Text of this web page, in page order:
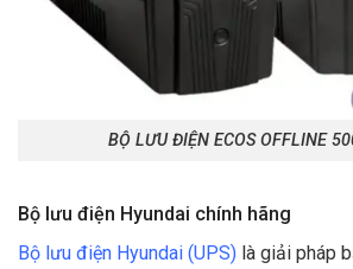
BỘ LƯU ĐIỆN ECOS OFFLINE
Bộ lưu điện Hyundai chính hãng
Bộ lưu điện Hyundai (UPS) là giải pháp